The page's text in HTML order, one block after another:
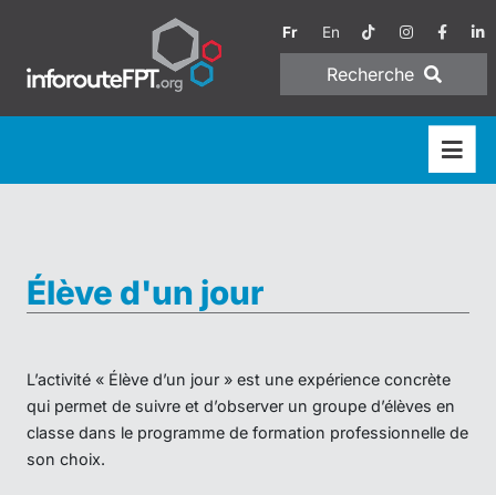
Fr En
Recherche
Élève d'un jour
L’activité « Élève d’un jour » est une expérience concrète
qui permet de suivre et d’observer un groupe d’élèves en
classe dans le programme de formation professionnelle de
son choix.